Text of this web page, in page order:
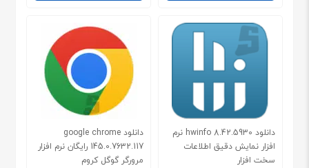
دانلود hwinfo 8.42.5930 نرم
افزار نمایش دقیق اطلاعات
سخت افزار
دانلود google chrome
145.0.7632.117 رایگان نرم افزار
مرورگر گوگل کروم